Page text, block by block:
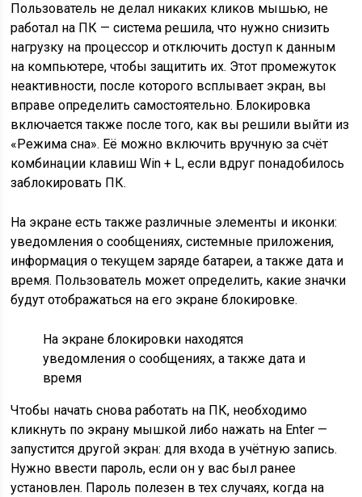
Пользователь не делал никаких кликов мышью, не
работал на ПК — система решила, что нужно снизить
нагрузку на процессор и отключить доступ к данным
на компьютере, чтобы защитить их. Этот промежуток
неактивности, после которого всплывает экран, вы
вправе определить самостоятельно. Блокировка
включается также после того, как вы решили выйти из
«Режима сна». Её можно включить вручную за счёт
комбинации клавиш Win + L, если вдруг понадобилось
заблокировать ПК.
На экране есть также различные элементы и иконки:
уведомления о сообщениях, системные приложения,
информация о текущем заряде батареи, а также дата и
время. Пользователь может определить, какие значки
будут отображаться на его экране блокировке.
На экране блокировки находятся
уведомления о сообщениях, а также дата и
время
Чтобы начать снова работать на ПК, необходимо
кликнуть по экрану мышкой либо нажать на Enter —
запустится другой экран: для входа в учётную запись.
Нужно ввести пароль, если он у вас был ранее
установлен. Пароль полезен в тех случаях, когда на